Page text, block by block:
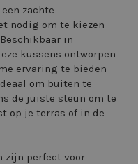
zachte
nodig om te kiezen
in
kussens ontworpen
ervaring te bieden
om buiten te
de juiste steun om te
op je terras of in de
zijn perfect voor